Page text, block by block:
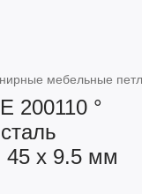
мебельные
200110 °
45 х 9.5 мм